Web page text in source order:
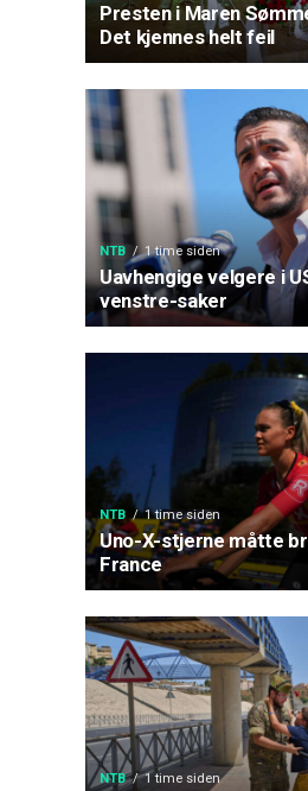
Presten i Maren
Det kjennes helt feil
NTB 1 time siden
Uavhengige velgere i
venstre-saker
NTB 1 time siden
Uno-X-stjerne måtte
France
NTB 1 time siden